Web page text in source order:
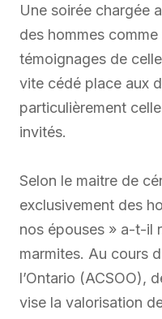
Une soirée chargée
des hommes
témoignages de
vite cédé place aux
particulièrement
invités.
Selon le maitre de
exclusivement des
nos épouses » a-t-il
marmites. Au cours
l’Ontario (ACSOO),
vise la valorisation